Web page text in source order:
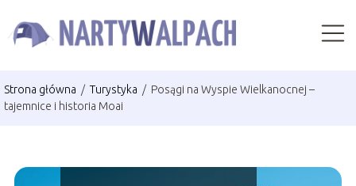
Strona główna / Turystyka / Posągi na Wyspie Wielkanocnej –
tajemnice i historia Moai